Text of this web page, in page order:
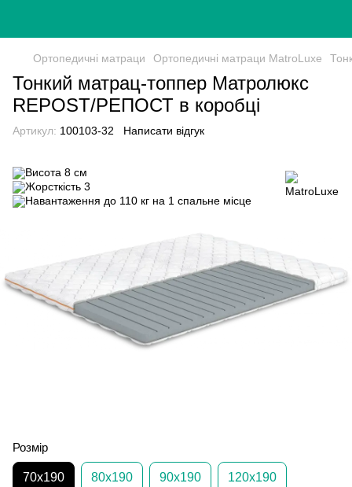
Ортопедичні матраци Ортопедичні матраци MatroLuxe
Тонкий матрац-топпер Матролюкс
REPOST/РЕПОСТ в коробці
Артикул: 100103-32 Написати відгук
Розмір
70х190 80х190 90х190 120х190